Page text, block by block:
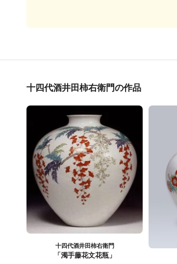
十四代酒井田柿右衛門の作品
十四代酒井田柿右衛門
「濁手藤花文花瓶」